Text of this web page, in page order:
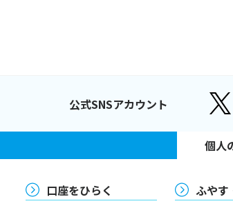
公式SNSアカウント
個人
口座をひらく ふやす